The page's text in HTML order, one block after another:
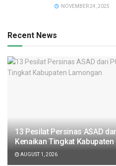
NOVEMBER 24, 2025
Recent News
13 Pesilat Persinas ASAD
Kenaikan Tingkat
AUGUST 1, 2026